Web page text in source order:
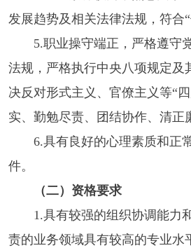
发展趋势及相关法律法规，符合“
5.职业操守端正，严格遵守
法规，严格执行中央八项规定及
决反对形式主义、官僚主义等“
实、勤勉尽责、团结协作、清正
6.具有良好的心理素质和正
件。
（二）资格要求
1.具有较强的组织协调能力
责的业务领域具有较高的专业水